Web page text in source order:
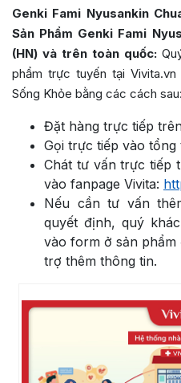
Genki Fami Nyusankin
Sản Phẩm Genki Fami
(HN) và trên toàn quốc:
phẩm trực tuyến tại
Sống Khỏe bằng các cách sau:
Đặt hàng trực tiếp
Gọi trực tiếp vào tổng
Chát tư vấn trực tiếp
vào fanpage Vivita:
Nếu cần tư vấn
quyết định, quý
vào form ở sản
trợ thêm thông tin.